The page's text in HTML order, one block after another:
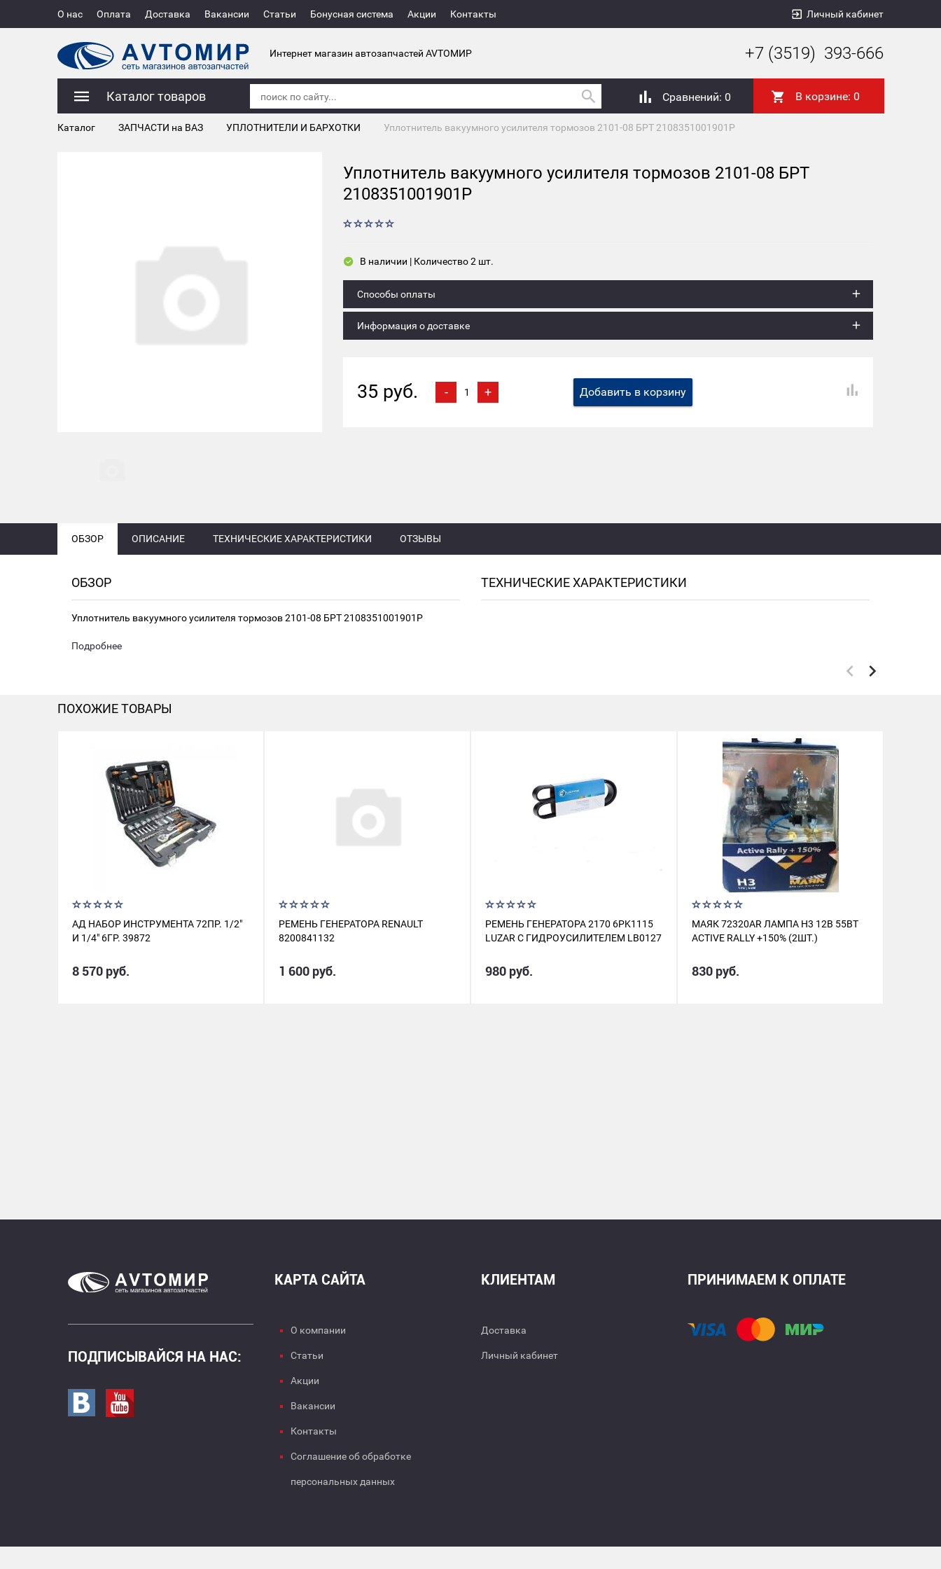
О нас Оплата Доставка Вакансии Статьи Бонусная система Акции Контакты Личный кабинет
Интернет магазин автозапчастей AVTOМИР +7 (3519) 393-666
Каталог товаров Сравнений: 0 В корзине: 0
Каталог ЗАПЧАСТИ на ВАЗ УПЛОТНИТЕЛИ И БАРХОТКИ Уплотнитель вакуумного усилителя тормозов 2101-08 БРТ 2108351001901P
Уплотнитель вакуумного усилителя тормозов 2101-08 БРТ
2108351001901P
В наличии | Количество 2 шт.
Способы оплаты
Информация о доставке
35 руб. - + Добавить в корзину
ОБЗОР ОПИСАНИЕ ТЕХНИЧЕСКИЕ ХАРАКТЕРИСТИКИ ОТЗЫВЫ
ОБЗОР
Уплотнитель вакуумного усилителя тормозов 2101-08 БРТ 2108351001901P
Подробнее
ТЕХНИЧЕСКИЕ ХАРАКТЕРИСТИКИ
ПОХОЖИЕ ТОВАРЫ
АД НАБОР ИНСТРУМЕНТА 72ПР. 1/2"
И 1/4" 6ГР. 39872
8 570 руб.
РЕМЕНЬ ГЕНЕРАТОРА RENAULT
8200841132
1 600 руб.
РЕМЕНЬ ГЕНЕРАТОРА 2170 6PK1115
LUZAR С ГИДРОУСИЛИТЕЛЕМ LB0127
980 руб.
МАЯК 72320AR ЛАМПА H3 12В 55ВТ
ACTIVE RALLY +150% (2ШТ.)
830 руб.
ПОДПИСЫВАЙСЯ НА НАС:
Перейти в вк
КАРТА САЙТА
О компании
Статьи
Акции
Вакансии
Контакты
Соглашение об обработке
персональных данных
КЛИЕНТАМ
Доставка
Личный кабинет
ПРИНИМАЕМ К ОПЛАТЕ